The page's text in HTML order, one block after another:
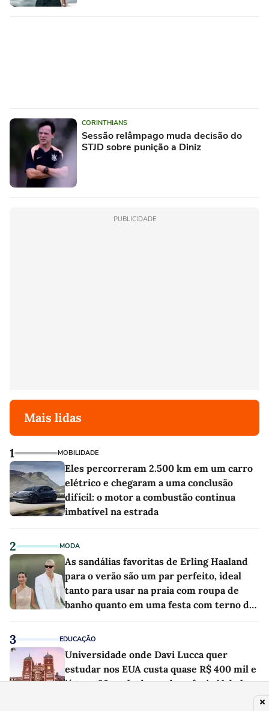
CORINTHIANS
Sessão relâmpago muda decisão do
STJD sobre punição a Diniz
PUBLICIDADE
Mais lidas
1 MOBILIDADE
Eles percorreram 2.500 km em um carro
elétrico e chegaram a uma conclusão
difícil: o motor a combustão continua
imbatível na estrada
2 MODA
As sandálias favoritas de Erling Haaland
para o verão são um par perfeito, ideal
tanto para usar na praia com roupa de
banho quanto em uma festa com terno de
3 EDUCAÇÃO
Universidade onde Davi Lucca quer
estudar nos EUA custa quase R$ 400 mil e
já teve 29 ganhadores do prêmio Nobel